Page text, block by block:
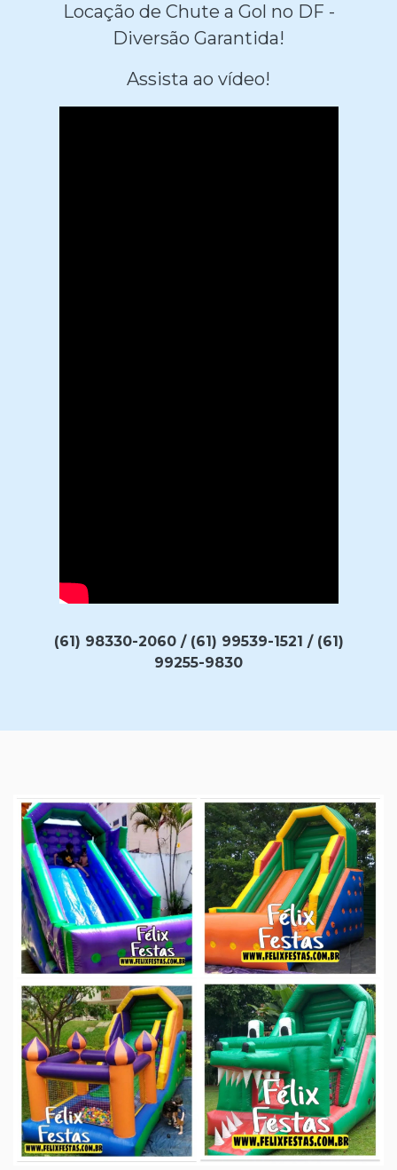
Locação de Chute a Gol no DF -
Diversão Garantida!
Assista ao vídeo!
(61) 98330-2060 / (61) 99539-1521 / (61)
99255-9830